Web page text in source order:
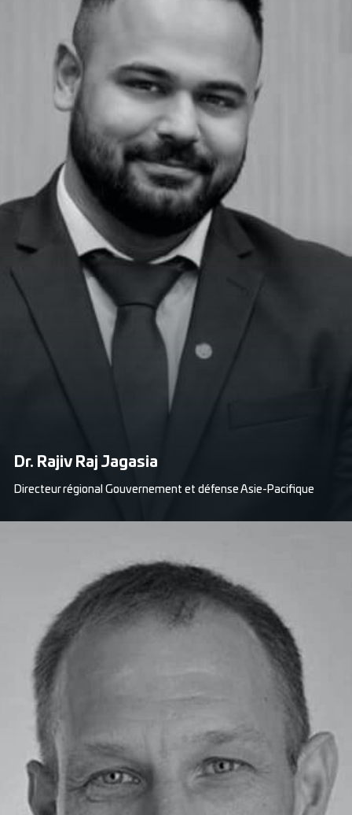
Dr. Rajiv Raj Jagasia
Directeur régional Gouvernement et défense Asie-Pacifique